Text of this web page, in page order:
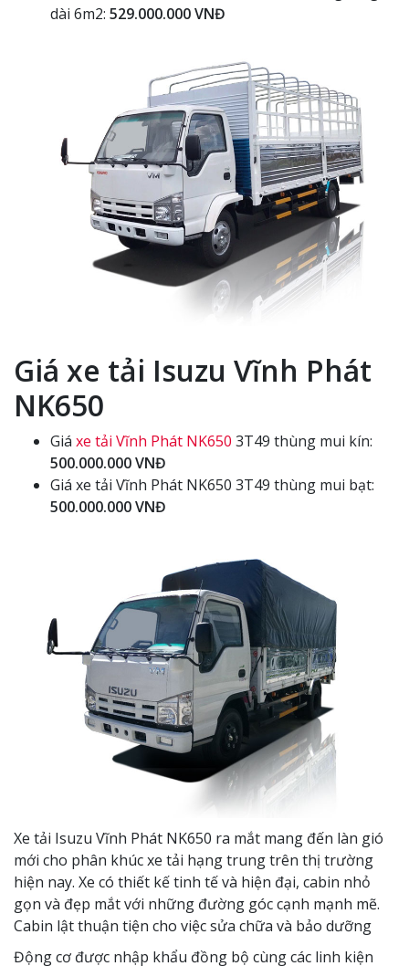
dài 6m2: 529.000.000 VNĐ
Giá xe tải Isuzu Vĩnh Phát
NK650
Giá xe tải Vĩnh Phát NK650 3T49 thùng mui kín:
500.000.000 VNĐ
Giá xe tải Vĩnh Phát NK650 3T49 thùng mui bạt:
500.000.000 VNĐ
Xe tải Isuzu Vĩnh Phát NK650 ra mắt mang đến làn gió
mới cho phân khúc xe tải hạng trung trên thị trường
hiện nay. Xe có thiết kế tinh tế và hiện đại, cabin nhỏ
gọn và đẹp mắt với những đường góc cạnh mạnh mẽ.
Cabin lật thuận tiện cho việc sửa chữa và bảo dưỡng
Động cơ được nhập khẩu đồng bộ cùng các linh kiện